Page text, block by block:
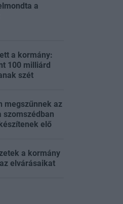
a
a kormány:
100 milliárd
szét
megszűnnek az
szomszédban
elő
a kormány
elvárásaikat